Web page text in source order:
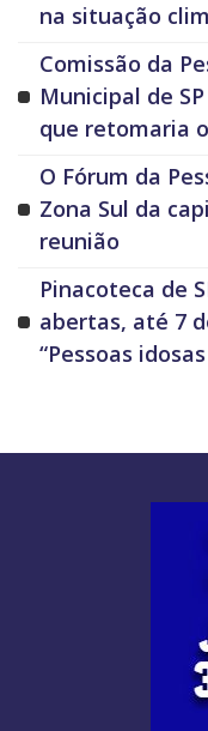
na situação
Comissão da
Municipal de
que retomaria
O Fórum da
Zona Sul da
reunião
Pinacoteca de
abertas, até 7
“Pessoas